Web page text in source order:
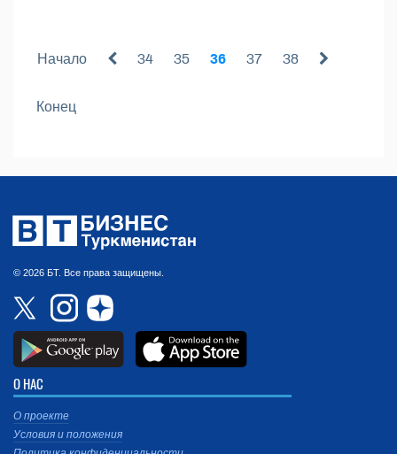
Начало 34 35 36 37 38
Конец
© 2026 БТ. Все права защищены.
О НАС
О проекте
Условия и положения